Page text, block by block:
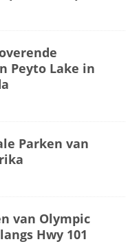
Peyto Lake in
Parken van
van Olympic
Hwy 101